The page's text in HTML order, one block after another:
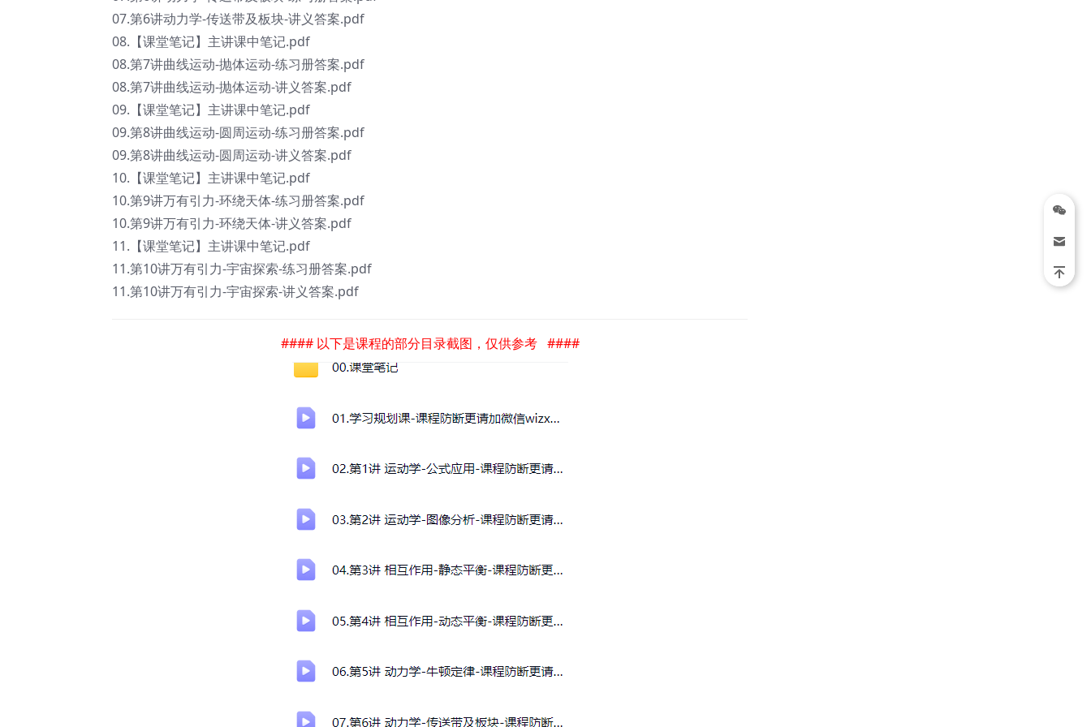
07.第6讲动力学-传送带及板块-讲义答案.pdf
08.【课堂笔记】主讲课中笔记.pdf
08.第7讲曲线运动-抛体运动-练习册答案.pdf
08.第7讲曲线运动-抛体运动-讲义答案.pdf
09.【课堂笔记】主讲课中笔记.pdf
09.第8讲曲线运动-圆周运动-练习册答案.pdf
09.第8讲曲线运动-圆周运动-讲义答案.pdf
10.【课堂笔记】主讲课中笔记.pdf
10.第9讲万有引力-环绕天体-练习册答案.pdf
10.第9讲万有引力-环绕天体-讲义答案.pdf
11.【课堂笔记】主讲课中笔记.pdf
11.第10讲万有引力-宇宙探索-练习册答案.pdf
11.第10讲万有引力-宇宙探索-讲义答案.pdf
#### 以下是课程的部分目录截图，仅供参考 ####